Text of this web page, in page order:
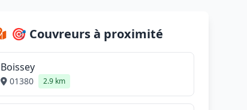
🎯 Couvreurs à proximité
Boissey
01380 2.9 km